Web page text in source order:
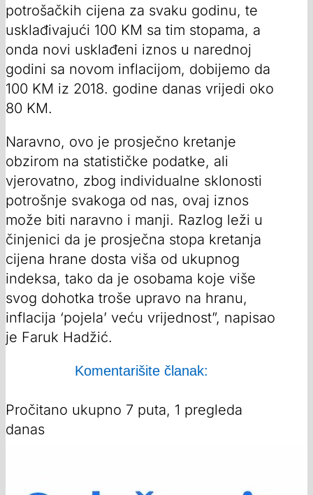
potrošačkih cijena za svaku godinu, te
usklađivajući 100 KM sa tim stopama, a
onda novi usklađeni iznos u narednoj
godini sa novom inflacijom, dobijemo da
100 KM iz 2018. godine danas vrijedi oko
80 KM.
Naravno, ovo je prosječno kretanje
obzirom na statističke podatke, ali
vjerovatno, zbog individualne sklonosti
potrošnje svakoga od nas, ovaj iznos
može biti naravno i manji. Razlog leži u
činjenici da je prosječna stopa kretanja
cijena hrane dosta viša od ukupnog
indeksa, tako da je osobama koje više
svog dohotka troše upravo na hranu,
inflacija ‘pojela’ veću vrijednost”, napisao
je Faruk Hadžić.
Komentarišite članak:
Pročitano ukupno 7 puta, 1 pregleda
danas